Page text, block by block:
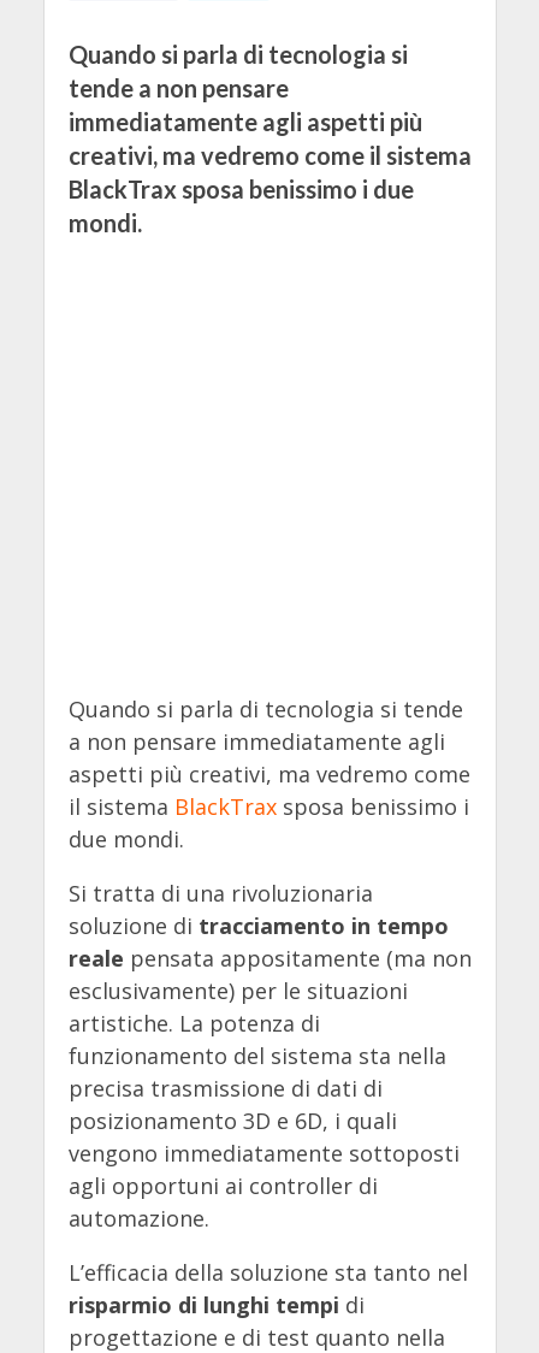
Quando si parla di tecnologia si
tende a non pensare
immediatamente agli aspetti più
creativi, ma vedremo come il sistema
BlackTrax sposa benissimo i due
mondi.
Quando si parla di tecnologia si tende
a non pensare immediatamente agli
aspetti più creativi, ma vedremo come
il sistema BlackTraxsposa benissimo i
due mondi.
Si tratta di una rivoluzionaria
soluzione di tracciamento in tempo
reale pensata appositamente (ma non
esclusivamente) per le situazioni
artistiche. La potenza di
funzionamento del sistema sta nella
precisa trasmissione di dati di
posizionamento 3D e 6D, i quali
vengono immediatamente sottoposti
agli opportuni ai controller di
automazione.
L’efficacia della soluzione sta tanto nel
risparmio di lunghi tempi di
progettazione e di test quanto nella